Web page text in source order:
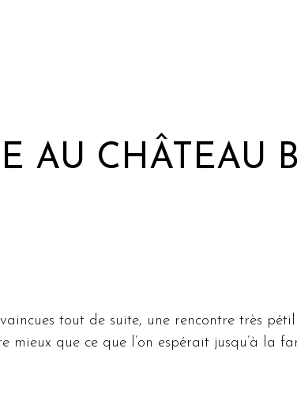
pour annuler
AU CHÂTEAU
tout de suite, une rencontre très
que ce que l’on espérait jusqu’à la